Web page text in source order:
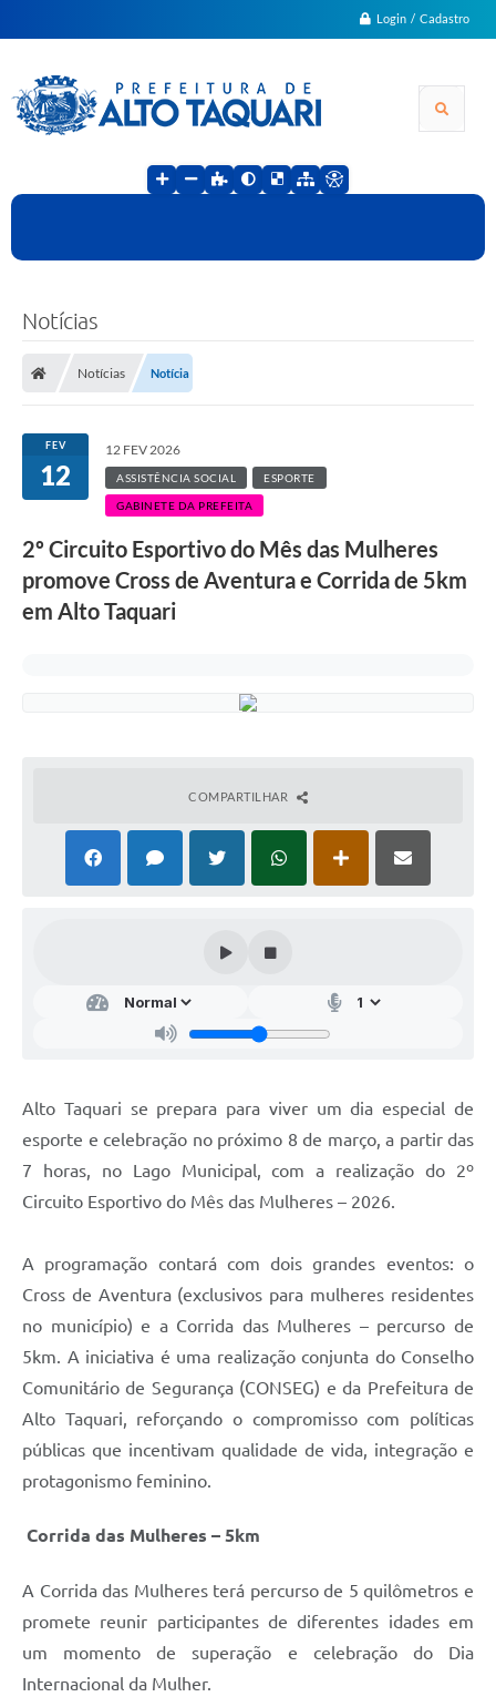
Login / Cadastro
Notícias
Notícias Notícia
FEV
12
12 FEV 2026
ASSISTÊNCIA SOCIAL ESPORTE
GABINETE DA PREFEITA
2º Circuito Esportivo do Mês das Mulheres
promove Cross de Aventura e Corrida de 5km
em Alto Taquari
COMPARTILHAR
Alto Taquari se prepara para viver um dia especial de
esporte e celebração no próximo 8 de março, a partir das
7 horas, no Lago Municipal, com a realização do 2º
Circuito Esportivo do Mês das Mulheres – 2026.
A programação contará com dois grandes eventos: o
Cross de Aventura (exclusivos para mulheres residentes
no município) e a Corrida das Mulheres – percurso de
5km. A iniciativa é uma realização conjunta do Conselho
Comunitário de Segurança (CONSEG) e da Prefeitura de
Alto Taquari, reforçando o compromisso com políticas
públicas que incentivam qualidade de vida, integração e
protagonismo feminino.
Corrida das Mulheres – 5km
A Corrida das Mulheres terá percurso de 5 quilômetros e
promete reunir participantes de diferentes idades em
um momento de superação e celebração do Dia
Internacional da Mulher.